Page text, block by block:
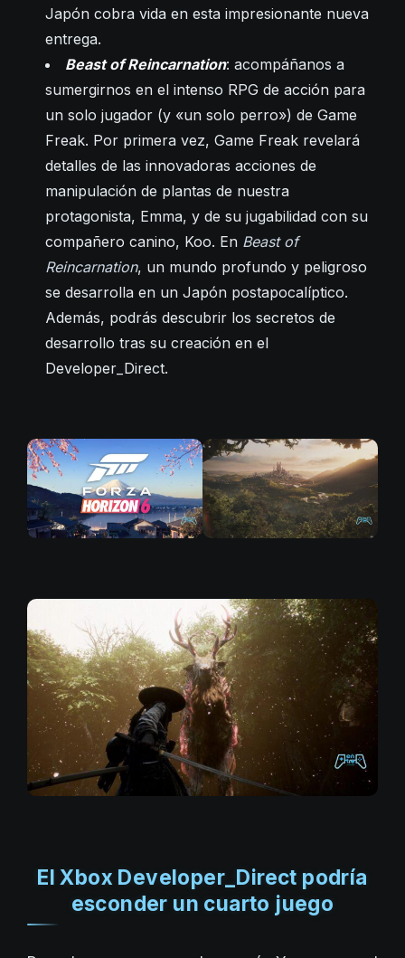
Japón cobra vida en esta impresionante nueva
entrega.
Beast of Reincarnation: acompáñanos a
sumergirnos en el intenso RPG de acción para
un solo jugador (y «un solo perro») de Game
Freak. Por primera vez, Game Freak revelará
detalles de las innovadoras acciones de
manipulación de plantas de nuestra
protagonista, Emma, ​​y ​​de su jugabilidad con su
compañero canino, Koo. En Beast of
Reincarnation, un mundo profundo y peligroso
se desarrolla en un Japón postapocalíptico.
Además, podrás descubrir los secretos de
desarrollo tras su creación en el
Developer_Direct.
El Xbox Developer_Direct podría
esconder un cuarto juego